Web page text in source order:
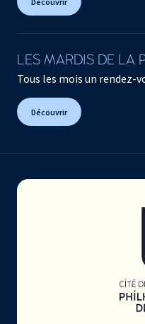
LES MARDIS DE LA
Tous les mois un rendez-
Découvrir